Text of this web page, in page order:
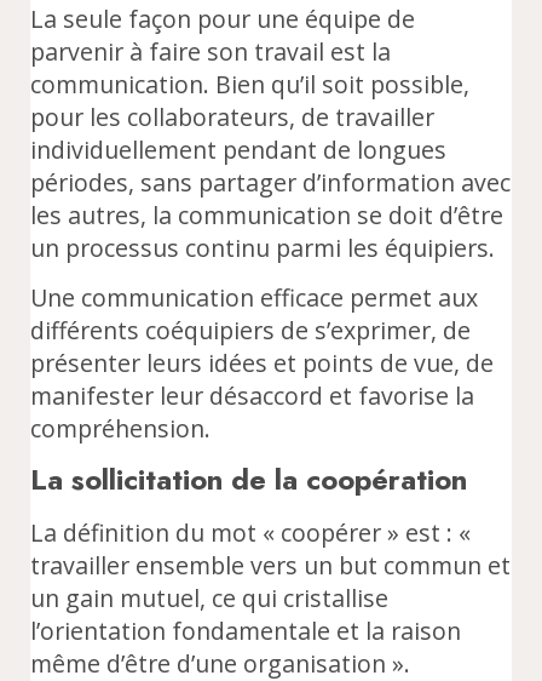
La seule façon pour une équipe de
parvenir à faire son travail est la
communication. Bien qu’il soit possible,
pour les collaborateurs, de travailler
individuellement pendant de longues
périodes, sans partager d’information avec
les autres, la communication se doit d’être
un processus continu parmi les équipiers.
Une communication efficace permet aux
différents coéquipiers de s’exprimer, de
présenter leurs idées et points de vue, de
manifester leur désaccord et favorise la
compréhension.
La sollicitation de la coopération
La définition du mot « coopérer » est : «
travailler ensemble vers un but commun et
un gain mutuel, ce qui cristallise
l’orientation fondamentale et la raison
même d’être d’une organisation ».